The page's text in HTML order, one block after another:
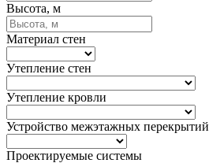
Высота, м
Материал стен
Утепление стен
Утепление кровли
Устройство межэтажных перекрытий
Проектируемые системы